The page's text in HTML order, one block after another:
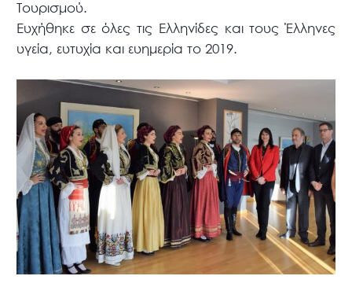
Τουρισμού.
Ευχήθηκε σε όλες τις Ελληνίδες και τους Έλληνες
υγεία, ευτυχία και ευημερία το 2019.